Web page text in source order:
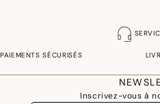
PAIEMENTS SÉCURISÉS
Inscrivez-vous à